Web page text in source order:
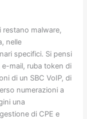
restano malware,
nelle
specifici. Si pensi
mail, ruba token di
di un SBC VoIP, di
numerazioni a
una
di CPE e